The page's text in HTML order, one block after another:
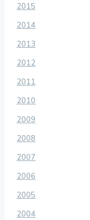
2015
2014
2013
2012
2011
2010
2009
2008
2007
2006
2005
2004